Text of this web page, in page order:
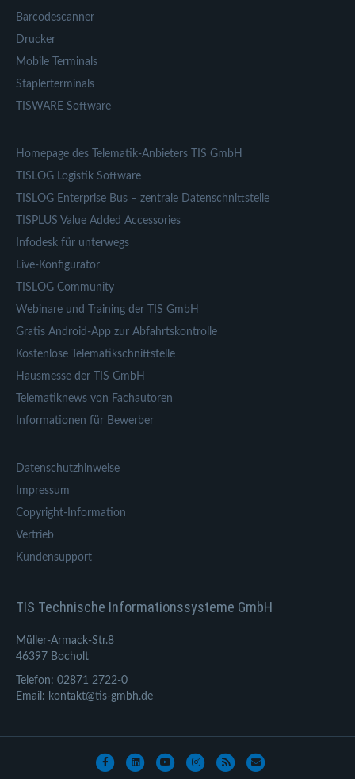
Barcodescanner
Drucker
Mobile Terminals
Staplerterminals
TISWARE Software
Homepage des Telematik-Anbieters TIS GmbH
TISLOG Logistik Software
TISLOG Enterprise Bus – zentrale Datenschnittstelle
TISPLUS Value Added Accessories
Infodesk für unterwegs
Live-Konfigurator
TISLOG Community
Webinare und Training der TIS GmbH
Gratis Android-App zur Abfahrtskontrolle
Kostenlose Telematikschnittstelle
Hausmesse der TIS GmbH
Telematiknews von Fachautoren
Informationen für Bewerber
Datenschutzhinweise
Impressum
Copyright-Information
Vertrieb
Kundensupport
TIS Technische Informationssysteme GmbH
Müller-Armack-Str.8
46397 Bocholt
Telefon: 02871 2722-0
Email: kontakt@tis-gmbh.de
FacebookLinkedinYoutubeInstagram
Rss Email